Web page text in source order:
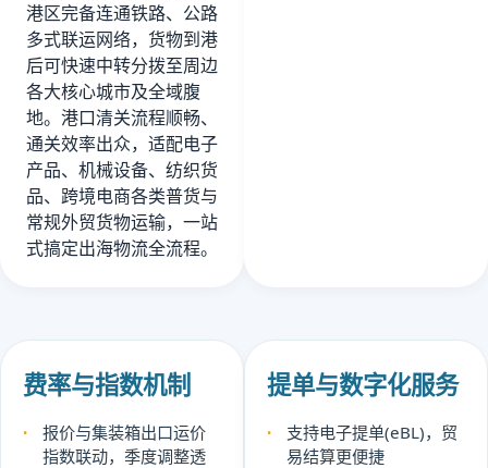
港区完备连通铁路、公路
多式联运网络，货物到港
后可快速中转分拨至周边
各大核心城市及全域腹
地。港口清关流程顺畅、
通关效率出众，适配电子
产品、机械设备、纺织货
品、跨境电商各类普货与
常规外贸货物运输，一站
式搞定出海物流全流程。
费率与指数机制
报价与集装箱出口运价
指数联动，季度调整透
提单与数字化服务
支持电子提单(eBL)，贸
易结算更便捷